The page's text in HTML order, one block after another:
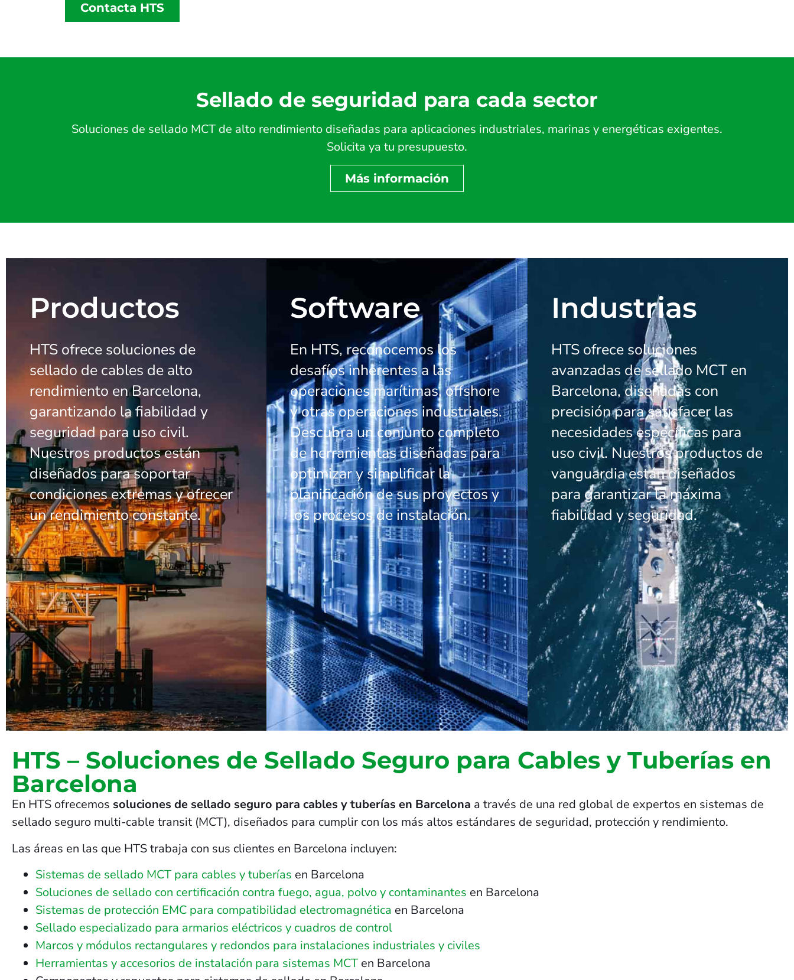
Contacta HTS
Sellado de seguridad para cada sector
Soluciones de sellado MCT de alto rendimiento diseñadas para aplicaciones industriales, marinas y energéticas exigentes.
Solicita ya tu presupuesto.
Más información
Productos
HTS ofrece soluciones de
sellado de cables de alto
rendimiento en Barcelona,
garantizando la fiabilidad y
seguridad para uso civil.
Nuestros productos están
diseñados para soportar
condiciones extremas y ofrecer
un rendimiento constante.
Software
En HTS, reconocemos los
desafíos inherentes a las
operaciones marítimas, offshore
y otras operaciones industriales.
Descubra un conjunto completo
de herramientas diseñadas para
optimizar y simplificar la
planificación de sus proyectos y
los procesos de instalación.
Industrias
HTS ofrece soluciones
avanzadas de sellado MCT en
Barcelona, diseñadas con
precisión para satisfacer las
necesidades específicas para
uso civil. Nuestros productos de
vanguardia están diseñados
para garantizar la máxima
fiabilidad y seguridad.
HTS – Soluciones de Sellado Seguro para Cables y Tuberías en
Barcelona
En HTS ofrecemos soluciones de sellado seguro para cables y tuberías en Barcelona a través de una red global de expertos en sistemas de
sellado seguro multi-cable transit (MCT), diseñados para cumplir con los más altos estándares de seguridad, protección y rendimiento.
Las áreas en las que HTS trabaja con sus clientes en Barcelona incluyen:
Sistemas de sellado MCT para cables y tuberías en Barcelona
Soluciones de sellado con certificación contra fuego, agua, polvo y contaminantes en Barcelona
Sistemas de protección EMC para compatibilidad electromagnética en Barcelona
Sellado especializado para armarios eléctricos y cuadros de control
Marcos y módulos rectangulares y redondos para instalaciones industriales y civiles
Herramientas y accesorios de instalación para sistemas MCT en Barcelona